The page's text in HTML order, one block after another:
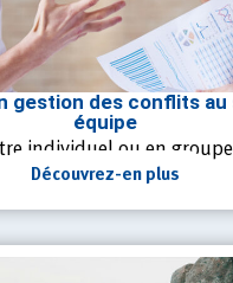
gestion des conflits au
équipe
individuel ou en
Découvrez-en plus